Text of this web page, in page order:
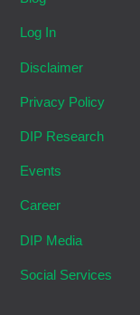
Log In
Disclaimer
Privacy Policy
DIP Research
Events
Career
DIP Media
Social Services